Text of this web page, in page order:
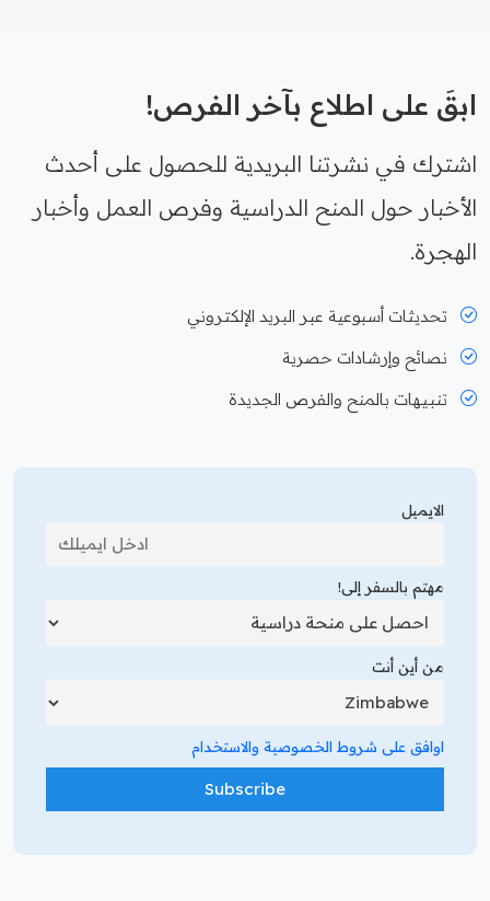
ابقَ على اطلاع بآخر الفرص!
اشترك في نشرتنا البريدية للحصول على أحدث
الأخبار حول المنح الدراسية وفرص العمل وأخبار
الهجرة.
تحديثات أسبوعية عبر البريد الإلكتروني
نصائح وإرشادات حصرية
تنبيهات بالمنح والفرص الجديدة
الايميل
مهتم بالسفر إلى!
من أين أنت
اوافق على شروط الخصوصية والاستخدام